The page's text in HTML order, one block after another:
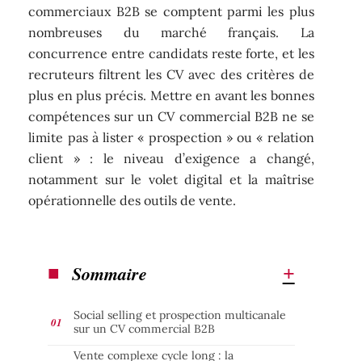
commerciaux B2B se comptent parmi les plus
nombreuses du marché français. La
concurrence entre candidats reste forte, et les
recruteurs filtrent les CV avec des critères de
plus en plus précis. Mettre en avant les bonnes
compétences sur un CV commercial B2B ne se
limite pas à lister « prospection » ou « relation
client » : le niveau d’exigence a changé,
notamment sur le volet digital et la maîtrise
opérationnelle des outils de vente.
Sommaire
Social selling et prospection multicanale
sur un CV commercial B2B
Vente complexe cycle long : la